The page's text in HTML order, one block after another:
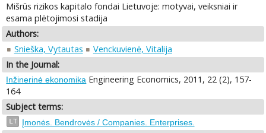
Mišrūs rizikos kapitalo fondai Lietuvoje: motyvai, veiksniai ir
esama plėtojimosi stadija
Authors:
Snieška, Vytautas
Venckuvienė, Vitalija
In the Journal:
Inžinerinė ekonomika Engineering Economics, 2011, 22 (2), 157-
164
Subject terms:
LT Įmonės. Bendrovės / Companies. Enterprises.